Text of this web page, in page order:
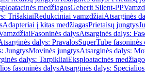
medžiagosGeberit Silent-PP
TrišakiaiRedukciniai vamzdžiaiAtsarginės
Adapteriai į kitas medžiagasPrietaisų jungtys
Fasoninės dalysAtsarginės dalys:
dalys: PravalosSuperTube fasoninės
JungtysMovinės jungtysAtsarginės dalys:
dalys: TarpikliaiEksploatacinės
fasoninės dalysAtsarginės dalys: